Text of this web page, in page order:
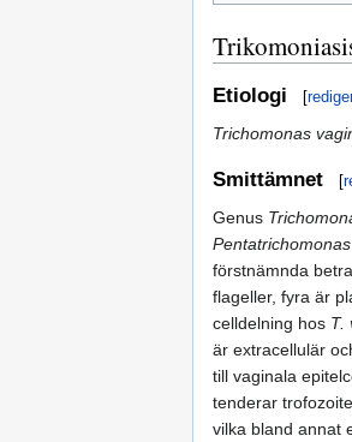
Etiologi [
Trichomonas
Smittämnet [
Genus
förstnämnda
flageller, fyra är
celldelning hos T.
är extracellulär
till vaginala
tenderar
vilka bland annat